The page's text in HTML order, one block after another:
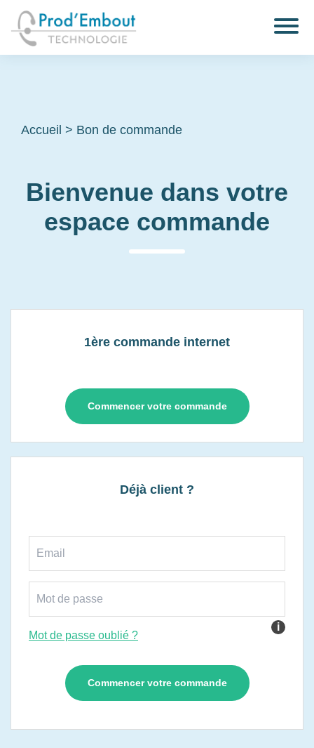
Accueil > Bon de commande
Bienvenue dans votre
espace commande
1ère commande internet
Commencer votre commande
Déjà client ?
i
Mot de passe oublié ?